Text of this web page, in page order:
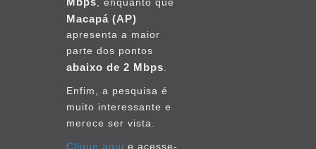
Macapá (AP)
apresenta a maior
parte dos pontos
abaixo de 2 Mbps
Enfim, a pesquisa é
muito interessante e
merece ser vista.
Clique aqui e acesse-